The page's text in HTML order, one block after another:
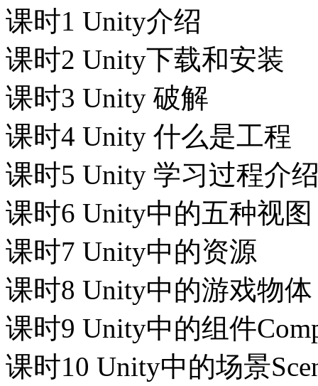
课时1 Unity介绍
课时2 Unity下载和安装
课时3 Unity 破解
课时4 Unity 什么是工程
课时5 Unity 学习过程介
课时6 Unity中的五种视图
课时7 Unity中的资源
课时8 Unity中的游戏物体
课时9 Unity中的组件
课时10 Unity中的场景